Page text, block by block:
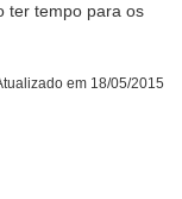
ter tempo para os
em 18/05/2015